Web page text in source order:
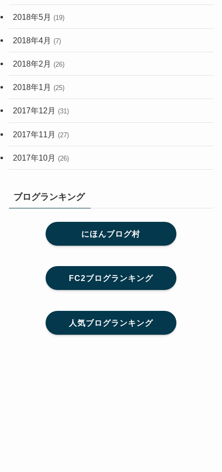
2018年5月 (19)
2018年4月 (7)
2018年2月 (26)
2018年1月 (25)
2017年12月 (31)
2017年11月 (27)
2017年10月 (26)
ブログランキング
にほんブログ村
FC2ブログランキング
人気ブログランキング